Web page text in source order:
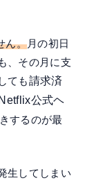
ん。月の初日
、その月に支
ても請求済
公式ヘ
するのが最
生してしまい